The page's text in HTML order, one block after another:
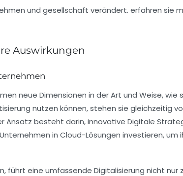
Auswirkungen
neue Dimensionen in der Art und Weise,
nutzen können, stehen sie gleichzeitig
Ansatz besteht darin, innovative Digitale
in Cloud-Lösungen investieren, um
führt eine umfassende Digitalisierung nicht nur